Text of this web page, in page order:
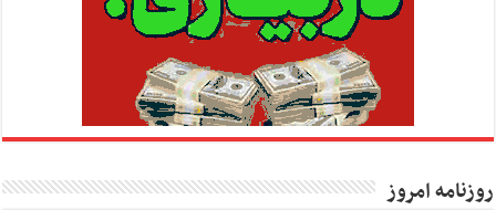
روزنامه امروز